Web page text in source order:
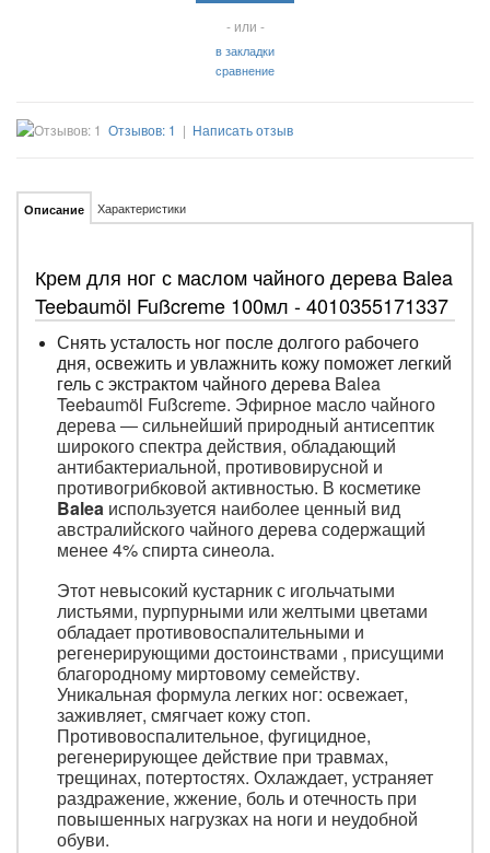
- или -
в закладки
сравнение
Отзывов: 1 | Написать отзыв
Описание Характеристики
Крем для ног с маслом чайного дерева Balea
Teebaumöl Fußcreme 100мл - 4010355171337
Снять усталость ног после долгого рабочего
дня, освежить и увлажнить кожу поможет легкий
гель с экстрактом чайного дерева Balea
Teebaumöl Fußcreme. Эфирное масло чайного
дерева ― сильнейший природный антисептик
широкого спектра действия, обладающий
антибактериальной, противовирусной и
противогрибковой активностью. В косметике
Balea используется наиболее ценный вид
австралийского чайного дерева содержащий
менее 4% спирта синеола.
Этот невысокий кустарник с игольчатыми
листьями, пурпурными или желтыми цветами
обладает противовоспалительными и
регенерирующими достоинствами , присущими
благородному миртовому семейству.
Уникальная формула легких ног: освежает,
заживляет, смягчает кожу стоп.
Противовоспалительное, фугицидное,
регенерирующее действие при травмах,
трещинах, потертостях. Охлаждает, устраняет
раздражение, жжение, боль и отечность при
повышенных нагрузках на ноги и неудобной
обуви.